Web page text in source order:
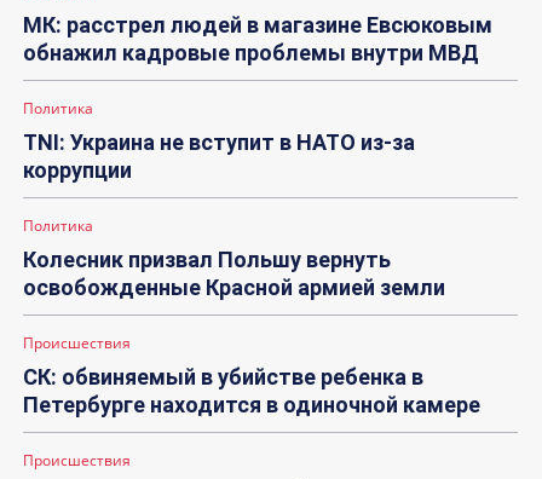
МК: расстрел людей в магазине Евсюковым
обнажил кадровые проблемы внутри МВД
Политика
TNI: Украина не вступит в НАТО из-за
коррупции
Политика
Колесник призвал Польшу вернуть
освобожденные Красной армией земли
Происшествия
СК: обвиняемый в убийстве ребенка в
Петербурге находится в одиночной камере
Происшествия